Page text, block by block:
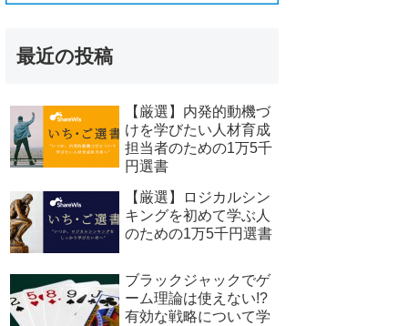
最近の投稿
【厳選】内発的動機づ
けを学びたい人材育成
担当者のための1万5千
円選書
【厳選】ロジカルシン
キングを初めて学ぶ人
のための1万5千円選書
ブラックジャックでゲ
ーム理論は使えない!?
有効な戦略について学